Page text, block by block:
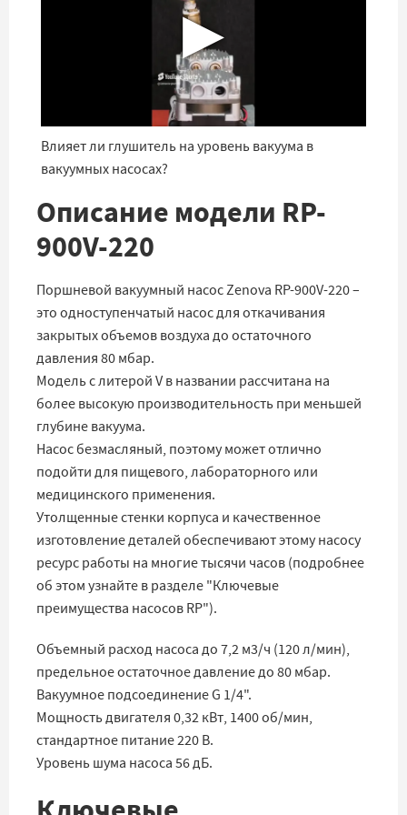
▶
Влияет ли глушитель на уровень вакуума в
вакуумных насосах?
Описание модели RP-
900V-220
Поршневой вакуумный насос Zenova RP-900V-220 –
это одноступенчатый насос для откачивания
закрытых объемов воздуха до остаточного
давления 80 мбар.
Модель с литерой V в названии рассчитана на
более высокую производительность при меньшей
глубине вакуума.
Насос безмасляный, поэтому может отлично
подойти для пищевого, лабораторного или
медицинского применения.
Утолщенные стенки корпуса и качественное
изготовление деталей обеспечивают этому насосу
ресурс работы на многие тысячи часов (подробнее
об этом узнайте в разделе "Ключевые
преимущества насосов RP").
Объемный расход насоса до 7,2 м3/ч (120 л/мин),
предельное остаточное давление до 80 мбар.
Вакуумное подсоединение G 1/4".
Мощность двигателя 0,32 кВт, 1400 об/мин,
стандартное питание 220 В.
Уровень шума насоса 56 дБ.